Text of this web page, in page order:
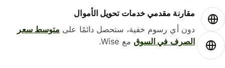
مقارنة مقدمي خدمات تحويل الأموال
دون أي رسوم خفية، ستحصل دائمًا علىمتوسط ​​سعر
الصرف في السوقمع Wise.